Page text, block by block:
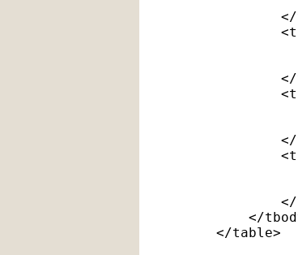
</
        </table>